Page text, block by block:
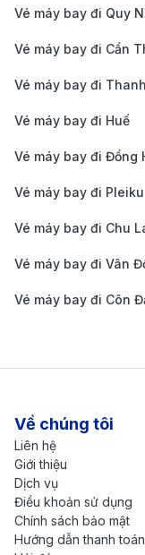
nhất, phù hợp
lý hoặc bay
400.000 đồng/
điểm. Các ứng
Xe buýt tuyến
tuyến xe buýt
bay, như tuyến
Giấy… Giá vé
Xe limousine
tâm Hà Nội
khách muốn
Hướng dẫn
York đi trung
Vé máy bay đi Quy
Vé máy bay đi Cần
Vé máy bay đi
Vé máy bay đi Huế
Vé máy bay đi Đồng
Vé máy bay đi Pleiku
Vé máy bay đi Chu
Vé máy bay đi Vân
Vé máy bay đi Côn
Về chúng tôi
Liên hệ
Giới thiệu
Dịch vụ
Điều khoản sử dụng
Chính sách bảo mật
Hướng dẫn thanh toán